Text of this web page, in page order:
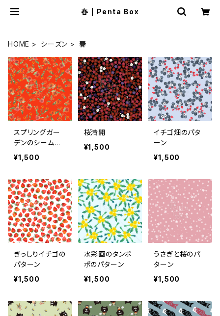
春 | Penta Box
HOME シーズン 春
スプリングガー
デンのシームレ
スなパターン
¥1,500
桜満開
¥1,500
イチゴ畑のパタ
ーン
¥1,500
ぎっしりイチゴの
パターン
¥1,500
水彩画のタンポ
ポのパターン
¥1,500
うさぎと桜のパ
ターン
¥1,500